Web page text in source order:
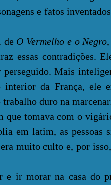
e fatos
O Vermelho e o Negro
essas contradições.
perseguido. Mais
interior da França, ele
trabalho duro na
tomava com o vigário
em latim, as pessoas
muito culto e, por
morar na casa do